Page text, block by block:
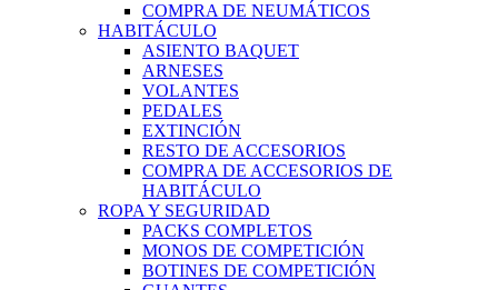
COMPRA DE NEUMÁTICOS
HABITÁCULO
ASIENTO BAQUET
ARNESES
VOLANTES
PEDALES
EXTINCIÓN
RESTO DE ACCESORIOS
COMPRA DE ACCESORIOS DE
HABITÁCULO
ROPA Y SEGURIDAD
PACKS COMPLETOS
MONOS DE COMPETICIÓN
BOTINES DE COMPETICIÓN